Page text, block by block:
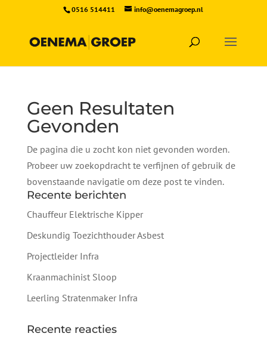
0516 514411 info@oenemagroep.nl
Geen Resultaten
Gevonden
De pagina die u zocht kon niet gevonden worden.
Probeer uw zoekopdracht te verfijnen of gebruik de
bovenstaande navigatie om deze post te vinden.
Recente berichten
Chauffeur Elektrische Kipper
Deskundig Toezichthouder Asbest
Projectleider Infra
Kraanmachinist Sloop
Leerling Stratenmaker Infra
Recente reacties